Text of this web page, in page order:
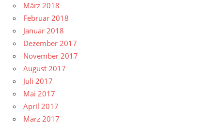
März 2018
Februar 2018
Januar 2018
Dezember 2017
November 2017
August 2017
Juli 2017
Mai 2017
April 2017
März 2017